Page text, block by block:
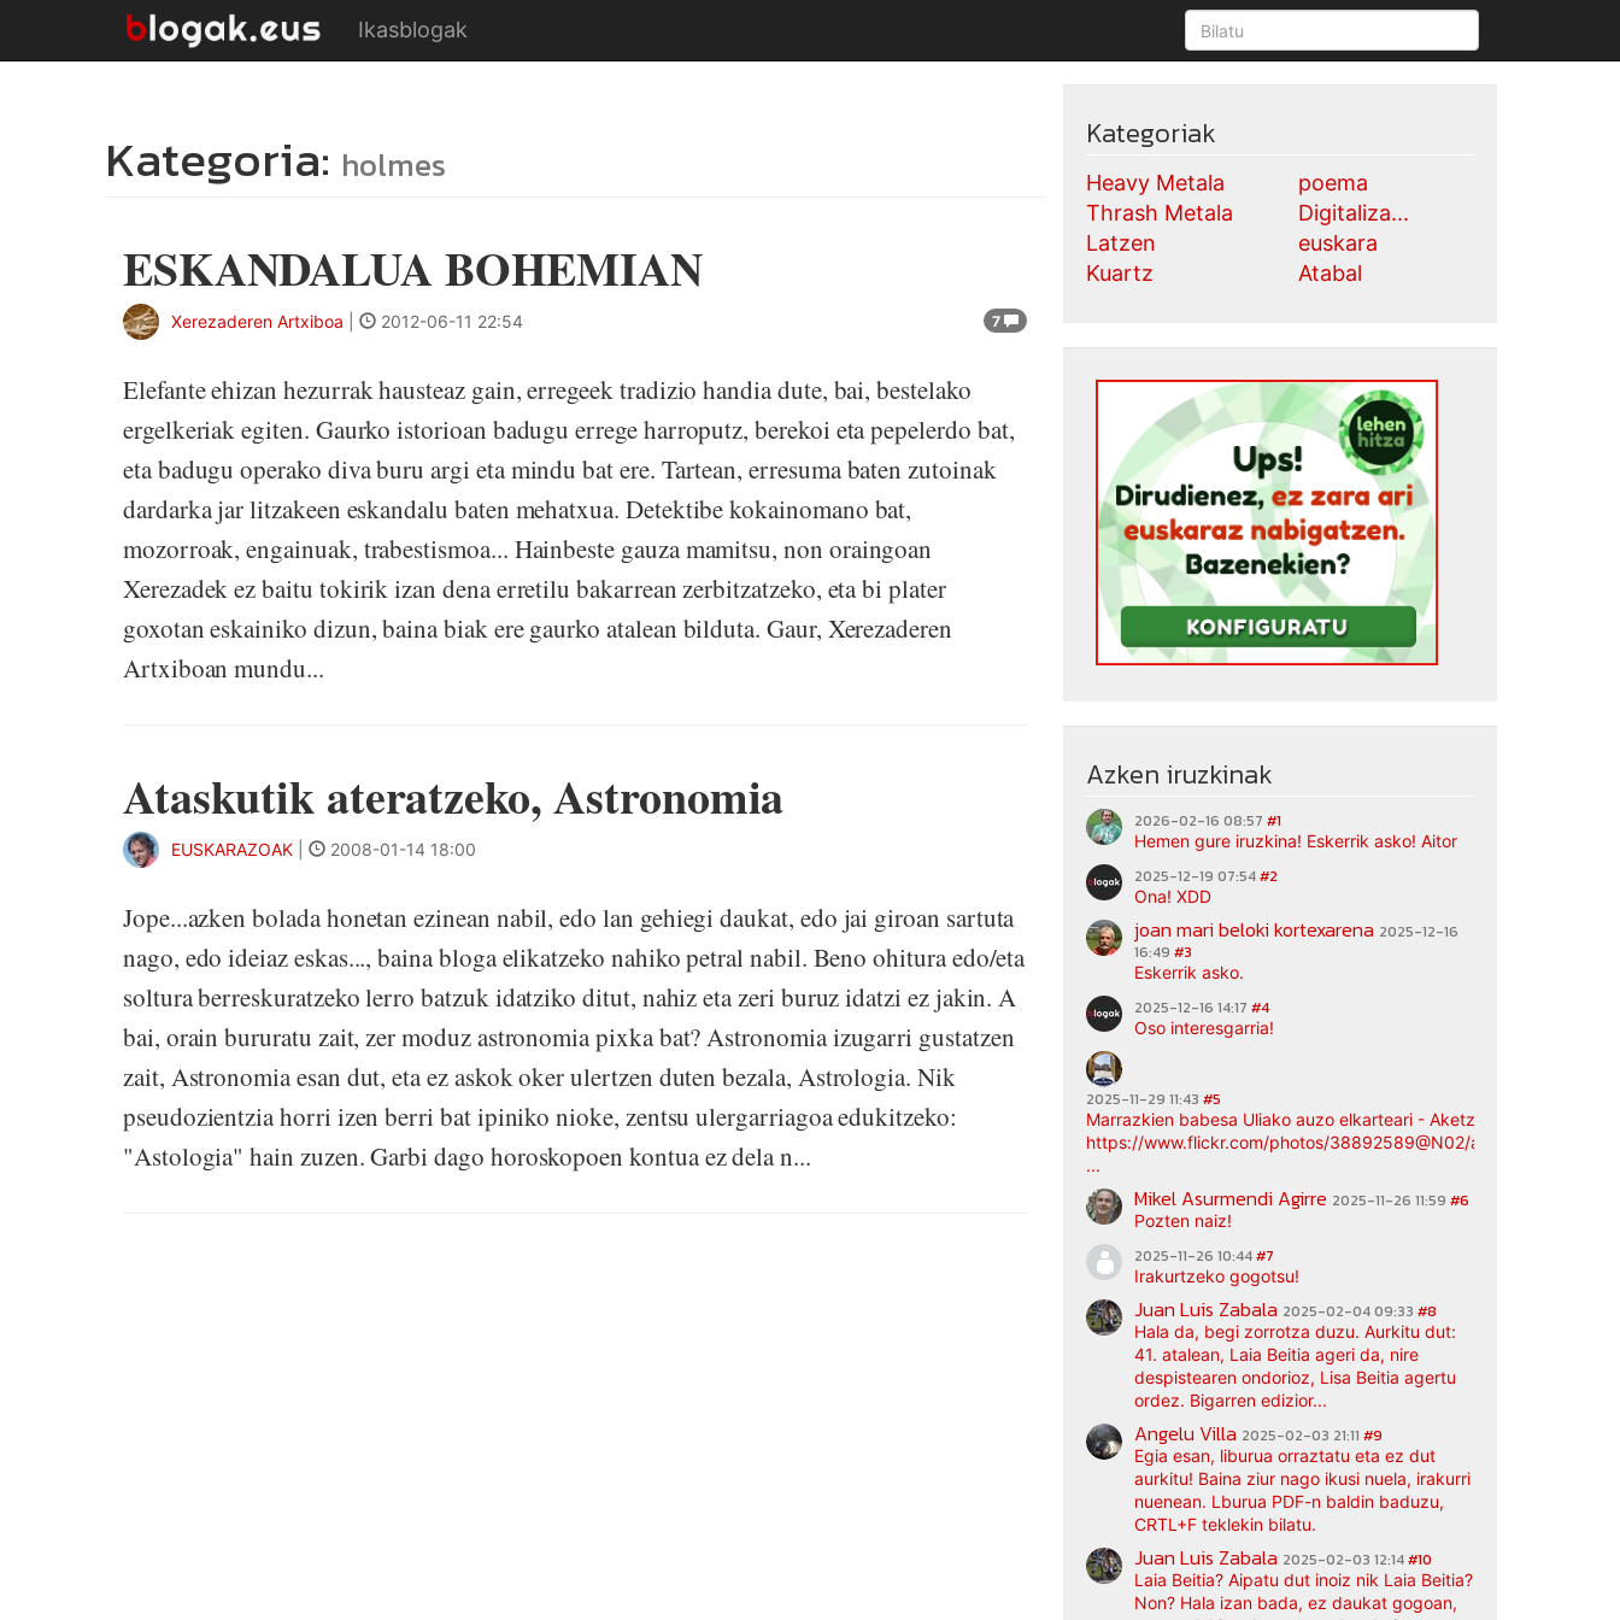
Ikasblogak
Kategoria: holmes
ESKANDALUA BOHEMIAN
7
Xerezaderen Artxiboa 2012-06-11 22:54
Elefante ehizan hezurrak hausteaz gain, erregeek tradizio handia dute, bai, bestelako
ergelkeriak egiten. Gaurko istorioan badugu errege harroputz, berekoi eta pepelerdo bat,
eta badugu operako diva buru argi eta mindu bat ere. Tartean, erresuma baten zutoinak
dardarka jar litzakeen eskandalu baten mehatxua. Detektibe kokainomano bat,
mozorroak, engainuak, trabestismoa... Hainbeste gauza mamitsu, non oraingoan
Xerezadek ez baitu tokirik izan dena erretilu bakarrean zerbitzatzeko, eta bi plater
goxotan eskainiko dizun, baina biak ere gaurko atalean bilduta. Gaur, Xerezaderen
Artxiboan mundu...
Ataskutik ateratzeko, Astronomia
EUSKARAZOAK 2008-01-14 18:00
Jope...azken bolada honetan ezinean nabil, edo lan gehiegi daukat, edo jai giroan sartuta
nago, edo ideiaz eskas..., baina bloga elikatzeko nahiko petral nabil. Beno ohitura edo/eta
soltura berreskuratzeko lerro batzuk idatziko ditut, nahiz eta zeri buruz idatzi ez jakin. A
bai, orain bururatu zait, zer moduz astronomia pixka bat? Astronomia izugarri gustatzen
zait, Astronomia esan dut, eta ez askok oker ulertzen duten bezala, Astrologia. Nik
pseudozientzia horri izen berri bat ipiniko nioke, zentsu ulergarriagoa edukitzeko:
"Astologia" hain zuzen. Garbi dago horoskopoen kontua ez dela n...
Kategoriak
Heavy Metala
Thrash Metala
Latzen
Kuartz
poema
Digitaliza...
euskara
Atabal
Azken iruzkinak
2026-02-16 08:57 #1
Hemen gure iruzkina! Eskerrik asko! Aitor
2025-12-19 07:54#2
Ona! XDD
joan mari beloki kortexarena 2025-12-16
16:49 #3
Eskerrik asko.
2025-12-16 14:17 #4
Oso interesgarria!
2025-11-29 11:43 #5
Marrazkien babesa Uliako auzo elkarteari - Aketz etxea (argazki
https://www.flickr.com/photos/38892589@N02/albums/
...
Mikel Asurmendi Agirre 2025-11-26 11:59 #6
Pozten naiz!
2025-11-26 10:44#7
Irakurtzeko gogotsu!
Juan Luis Zabala 2025-02-04 09:33 #8
Hala da, begi zorrotza duzu. Aurkitu dut:
41. atalean, Laia Beitia ageri da, nire
despistearen ondorioz, Lisa Beitia agertu
ordez. Bigarren edizior...
Angelu Villa 2025-02-03 21:11 #9
Egia esan, liburua orraztatu eta ez dut
aurkitu! Baina ziur nago ikusi nuela, irakurri
nuenean. Lburua PDF-n baldin baduzu,
CRTL+F teklekin bilatu.
Juan Luis Zabala 2025-02-03 12:14#10
Laia Beitia? Aipatu dut inoiz nik Laia Beitia?
Non? Hala izan bada, ez daukat gogoan,